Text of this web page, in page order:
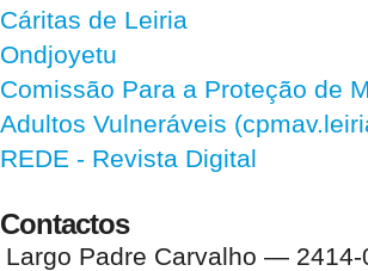
Cáritas de Leiria
Ondjoyetu
Comissão Para a Proteção de
Adultos Vulneráveis
REDE - Revista Digital
Contactos
Largo Padre Carvalho — 2414-